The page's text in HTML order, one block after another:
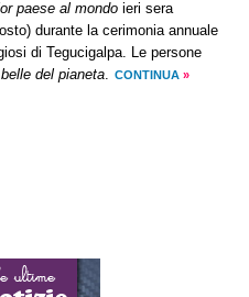
paese al mondo ieri sera
durante la cerimonia annuale
di Tegucigalpa. Le persone
del pianeta. CONTINUA »